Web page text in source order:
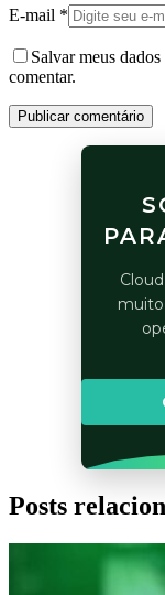
E-mail *
Salvar meus
comentar.
Publicar comentário
muito
Posts